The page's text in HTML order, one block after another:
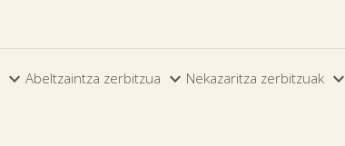
 Abeltzaintza zerbitzua  Nekazaritza zerbitzuak 